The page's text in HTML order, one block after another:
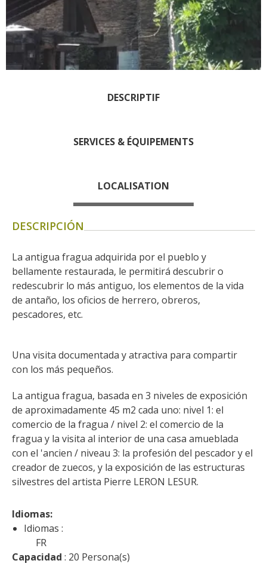
Rouquier en Goutrens
« Nuestros campos antes »
La Palairie en Goutrens
El museo de la fragua
Las ferias y mercados
Descubrimiento del terruño
Recetas y productos locales
Pasear en menos
de cien
kilómetros
Los más bonitos pueblos en
El Pays des Bastides du
Rouergue
arte y historia
De la valle del Lot al País
Decazeville – Aubin
Patrimonio mundial de la
UNESCO
DESCRIPTIF
SERVICES & ÉQUIPEMENTS
LOCALISATION
DESCRIPCIÓN
La antigua fragua adquirida por el pueblo y
bellamente restaurada, le permitirá descubrir o
redescubrir lo más antiguo, los elementos de la vida
de antaño, los oficios de herrero, obreros,
pescadores, etc.
Una visita documentada y atractiva para compartir
con los más pequeños.
La antigua fragua, basada en 3 niveles de exposición
de aproximadamente 45 m2 cada uno: nivel 1: el
comercio de la fragua / nivel 2: el comercio de la
fragua y la visita al interior de una casa amueblada
con el 'ancien / niveau 3: la profesión del pescador y el
creador de zuecos, y la exposición de las estructuras
silvestres del artista Pierre LERON LESUR.
Idiomas:
Idiomas :
FR
Capacidad : 20 Persona(s)